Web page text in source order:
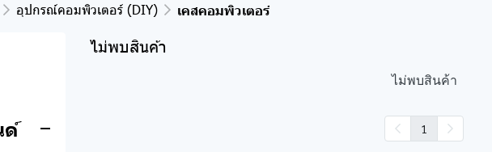
อุปกรณ์คอมพิวเตอร์ (DIY) เคสคอมพิวเตอร์
ด์
ไม่พบสินค้า
ไม่พบสินค้า
1